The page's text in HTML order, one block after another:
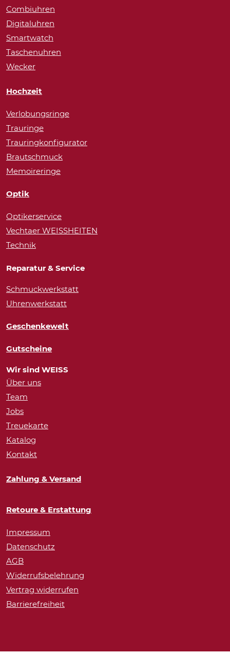
Combiuhren
Digitaluhren
Smartwatch
Taschenuhren
Wecker
Hochzeit
Verlobungsringe
Trauringe
Trauringkonfigurator
Brautschmuck
Memoireringe
Optik
Optikerservice
Vechtaer WEISSHEITEN
Technik
Reparatur & Service
Schmuckwerkstatt
Uhrenwerkstatt
Geschenkewelt
Gutscheine
Wir sind WEISS
Über uns
Team
Jobs
Treuekarte
Katalog
Kontakt
Zahlung & Versand
Retoure & Erstattung
Impressum
Datenschutz
AGB
Widerrufsbelehrung
Vertrag widerrufen
Barrierefreiheit